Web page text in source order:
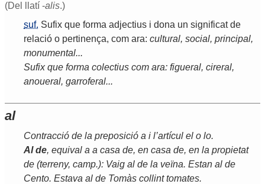
(Del llatí -alis.)
suf. Sufix que forma adjectius i dona un significat de
relació o pertinença, com ara: cultural, social, principal,
monumental...
Sufix que forma colectius com ara: figueral, cireral,
anoueral, garroferal...
al
Contracció de la preposició a i l’artícul el o lo.
Al de, equival a a casa de, en casa de, en la propietat
de (terreny, camp.): Vaig al de la veïna. Estan al de
Cento. Estava al de Tomàs collint tomates.